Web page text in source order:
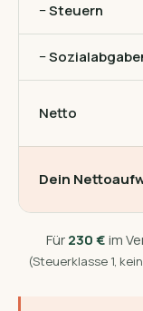
− Steuern
−
Netto
Dein
Für230 €im
(Steuerklasse 1,